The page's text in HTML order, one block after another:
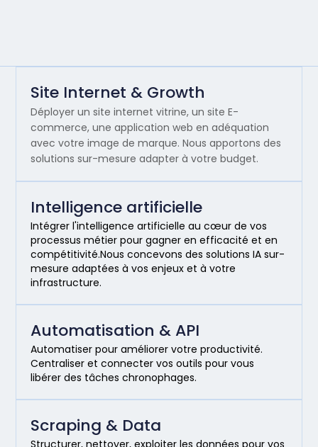
Site Internet & Growth
Déployer un site internet vitrine, un site E-
commerce, une application web en adéquation
avec votre image de marque. Nous apportons des
solutions sur-mesure adapter à votre budget.
Automatisation & API
Automatiser pour améliorer votre productivité.
Centraliser et connecter vos outils pour vous
libérer des tâches chronophages.
Scraping & Data
Intelligence artificielle
Intégrer l'intelligence artificielle au cœur de vos
processus métier pour gagner en efficacité et en
compétitivité.Nous concevons des solutions IA sur-
mesure adaptées à vos enjeux et à votre
infrastructure.